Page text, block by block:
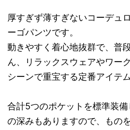
厚すぎず薄すぎないコーデュ
ーゴパンツです。
動きやすく着心地抜群で、普
ん、リラックスウェアやワー
シーンで重宝する定番アイテム
合計5つのポケットを標準装
の深みもありますので、もの